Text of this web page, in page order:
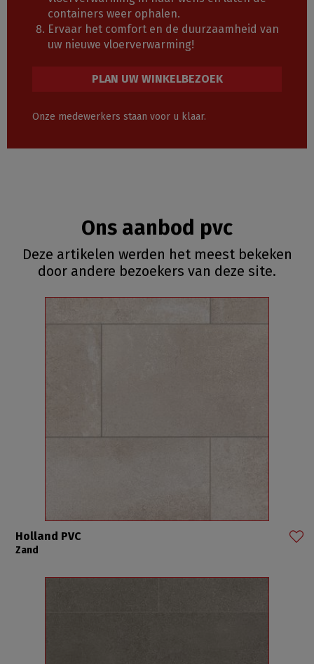
containers weer ophalen.
Ervaar het comfort en de duurzaamheid van
uw nieuwe vloerverwarming!
PLAN UW WINKELBEZOEK
Onze medewerkers staan voor u klaar.
Ons aanbod pvc
Deze artikelen werden het meest bekeken
door andere bezoekers van deze site.
Holland PVC
Zand